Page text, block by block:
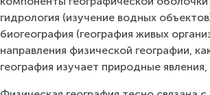
гидрология (изучение водных
биогеография (география живых
направления физической географии,
география изучает природные